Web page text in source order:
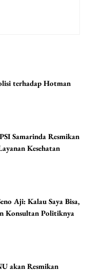
terhadap Hotman
Samarinda Resmikan
Kesehatan
Aji: Kalau Saya Bisa,
Konsultan Politiknya
akan Resmikan